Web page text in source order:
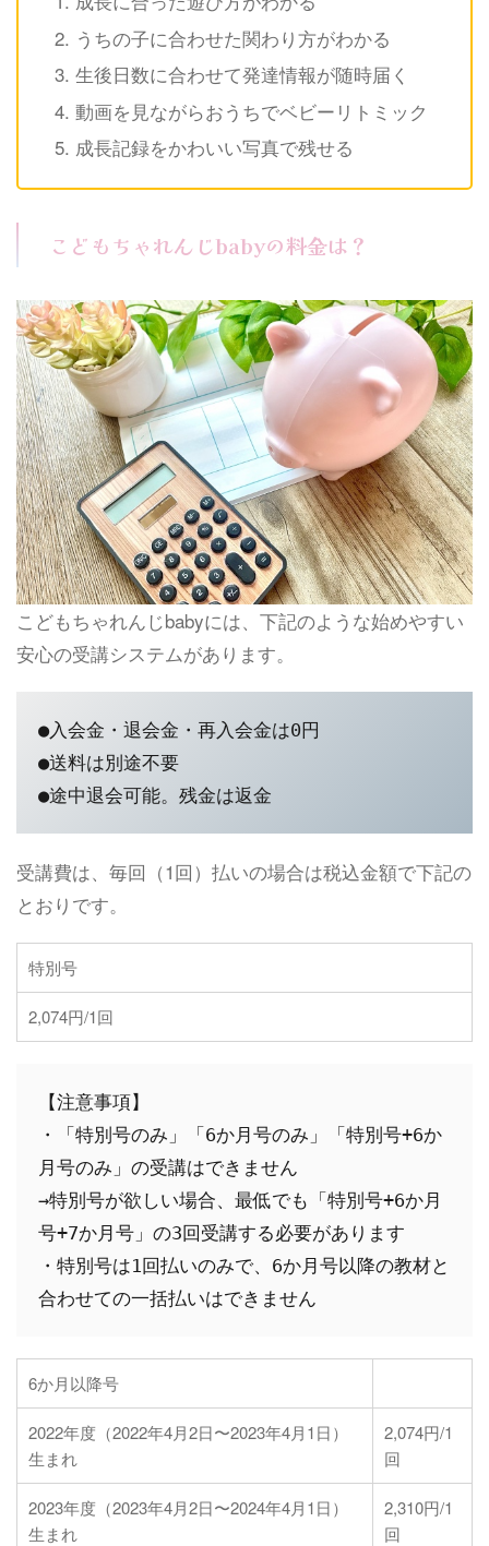
うちの子に合わせた関わり方がわかる
生後日数に合わせて発達情報が随時届く
動画を見ながらおうちでベビーリトミック
成長記録をかわいい写真で残せる
こどもちゃれんじbabyの料金は？
こどもちゃれんじbabyには、下記のような始めやすい
安心の受講システムがあります。
●入会金・退会金・再入会金は0円
●送料は別途不要
●途中退会可能。残金は返金
受講費は、毎回（1回）払いの場合は税込金額で下記の
とおりです。
特別号
2,074円/1回
【注意事項】
・「特別号のみ」「6か月号のみ」「特別号+6か
月号のみ」の受講はできません
→特別号が欲しい場合、最低でも「特別号+6か月
号+7か月号」の3回受講する必要があります
・特別号は1回払いのみで、6か月号以降の教材と
合わせての一括払いはできません
6か月以降号
2022年度（2022年4月2日〜2023年4月1日）
生まれ
2,074円/1
回
2023年度（2023年4月2日〜2024年4月1日）
生まれ
2,310円/1
回